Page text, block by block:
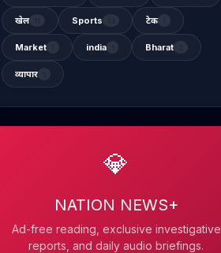
खेल Sports टेक
Market india Bharat
व्यापार
💎
NATION NEWS+
Ad-free reading, exclusive investigative
reports, and daily audio briefings.